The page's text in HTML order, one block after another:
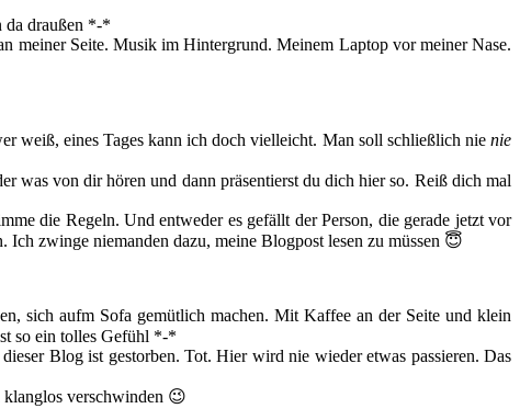
da draußen *-*
meiner Seite. Musik im Hintergrund. Meinem Laptop vor meiner Nase.
weiß, eines Tages kann ich doch vielleicht. Man soll schließlich nie nie
was von dir hören und dann präsentierst du dich hier so. Reiß dich mal
die Regeln. Und entweder es gefällt der Person, die gerade jetzt vor
zwinge niemanden dazu, meine Blogpost lesen zu müssen 😇
sich aufm Sofa gemütlich machen. Mit Kaffee an der Seite und klein
so ein tolles Gefühl *-*
Blog ist gestorben. Tot. Hier wird nie wieder etwas passieren. Das
klanglos verschwinden 😉